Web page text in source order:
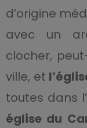
d’origine
avec un
clocher,
ville, et
toutes dans
église du